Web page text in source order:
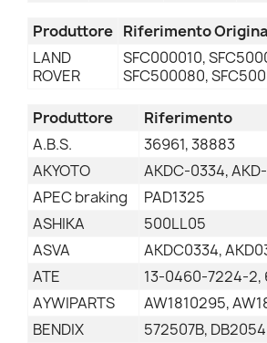
Produttore Riferimento
LAND
ROVER
SFC000010,
SFC500080,
Produttore
Riferimento
A.B.S.
36961, 38883
AKYOTO
AKDC-0334,
APEC braking
PAD1325
ASHIKA
500LL05
ASVA
AKDC0334,
ATE
13-0460-7224-2,
AYWIPARTS
AW1810295,
BENDIX
572507B, DB2054